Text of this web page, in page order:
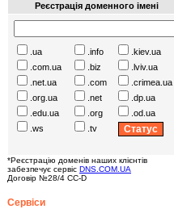
Реєстрація доменного імені
.ua
.com.ua
.net.ua
.org.ua
.edu.ua
.ws
.info
.biz
.com
.net
.org
.tv
.kiev.ua
.lviv.ua
.crimea.ua
.dp.ua
.od.ua
*Реєстрацію доменів наших клієнтів
забезпечує сервіс DNS.COM.UA
Договір №28/4 CC-D
Сервіси